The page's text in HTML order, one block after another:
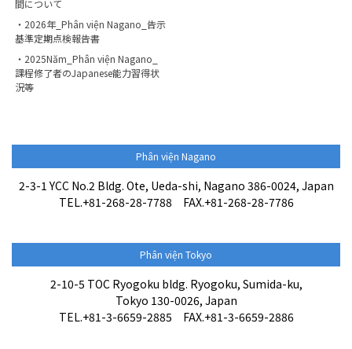
間について
・2026年_Phân viện Nagano_告示
基準定期点検報告書
・2025Năm_Phân viện Nagano_
課程修了者のJapanese能力習得状
況等
Phân viện Nagano
2-3-1 YCC No.2 Bldg. Ote, Ueda-shi, Nagano 386-0024, Japan
TEL.+81-268-28-7788 FAX.+81-268-28-7786
Phân viện Tokyo
2-10-5 TOC Ryogoku bldg. Ryogoku, Sumida-ku,
Tokyo 130-0026, Japan
TEL.+81-3-6659-2885 FAX.+81-3-6659-2886